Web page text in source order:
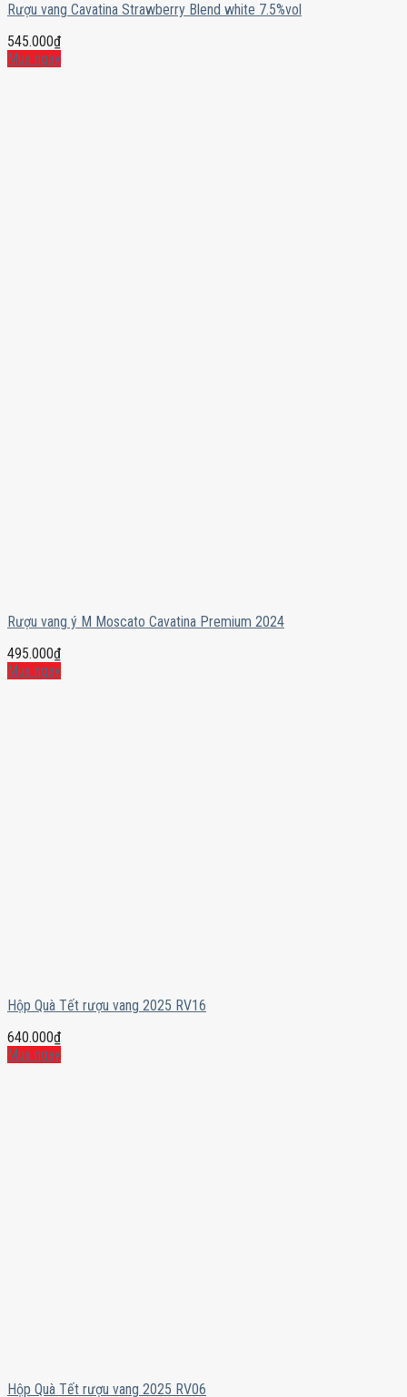
Rượu vang Cavatina Strawberry Blend white 7.5%vol
545.000₫
Mua ngay
Rượu vang ý M Moscato Cavatina Premium 2024
495.000₫
Mua ngay
Hộp Quà Tết rượu vang 2025 RV16
640.000₫
Mua ngay
Hộp Quà Tết rượu vang 2025 RV06